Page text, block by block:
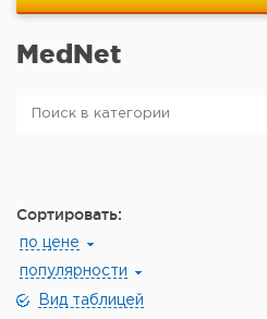
MedNet
Сортировать:
по цене
популярности
Вид таблицей